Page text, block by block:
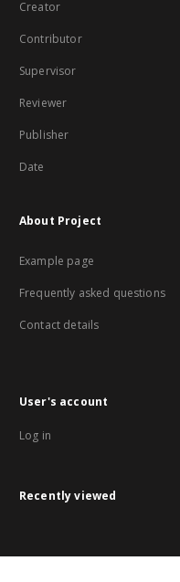
Creator
Contributor
Supervisor
Reviewer
Publisher
Date
About Project
Example page
Frequently asked questions
Contact details
User's account
Log in
Recently viewed